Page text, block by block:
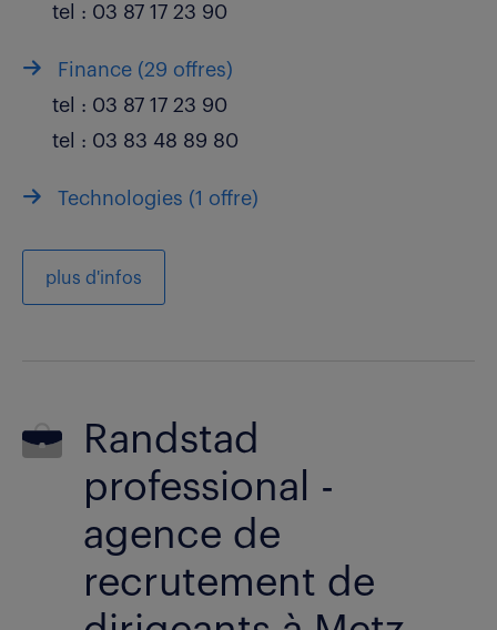
tel : 03 87 17 23 90
Finance (29 offres)
tel : 03 87 17 23 90
tel : 03 83 48 89 80
Technologies (1 offre)
plus d'infos
Randstad
professional -
agence de
recrutement de